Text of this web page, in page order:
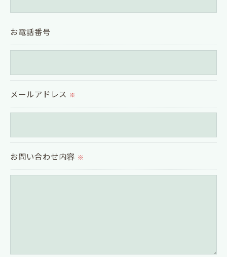
＜個人情報の委託について＞
当社では、利用目的の達成に必要な範囲において、
置をとり、適切な監督を行います。
お電話番号
メールアドレス ※
お問い合わせ内容 ※